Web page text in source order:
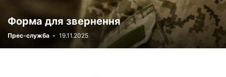
Форма для звернення
Прес-служба - 19.11.2025